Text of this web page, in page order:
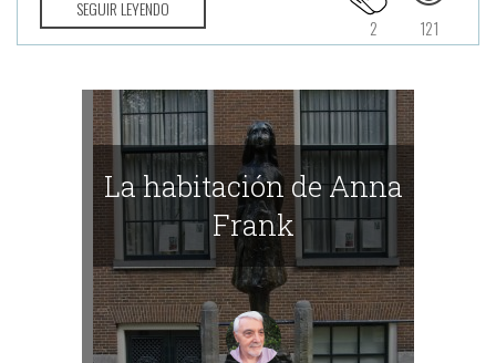
SEGUIR LEYENDO
121
2
La habitación de Anna
Frank